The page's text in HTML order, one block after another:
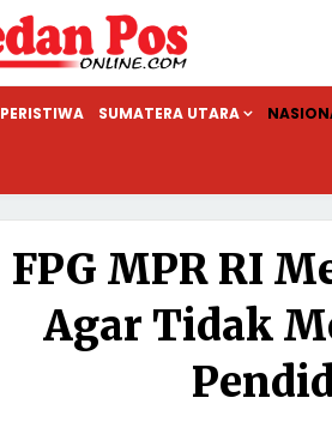
PERISTIWA SUMATERA UTARA
FPG MPR RI
Agar Tidak